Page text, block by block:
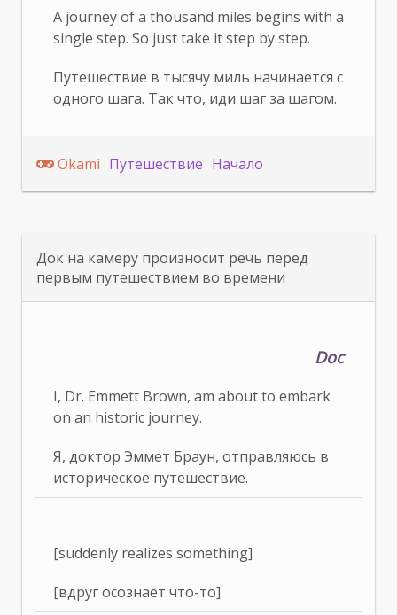
A journey of a thousand miles begins with a
single step. So just take it step by step.
Путешествие в тысячу миль начинается с
одного шага. Так что, иди шаг за шагом.
Okami Путешествие Начало
Док на камеру произносит речь перед
первым путешествием во времени
Doc
I, Dr. Emmett Brown, am about to embark
on an historic journey.
Я, доктор Эммет Браун, отправляюсь в
историческое путешествие.
[suddenly realizes something]
[вдруг осознает что-то]